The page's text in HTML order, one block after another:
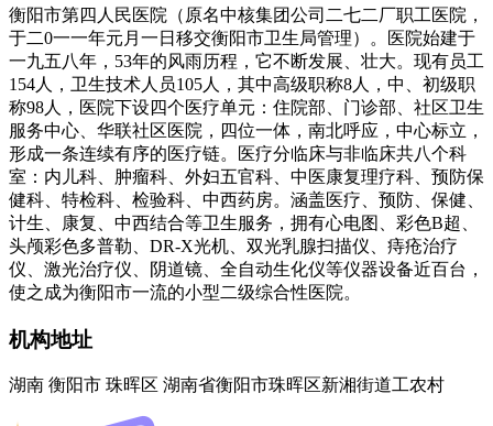
衡阳市第四人民医院（原名中核集团公司二七二厂职工医院，
于二0一一年元月一日移交衡阳市卫生局管理）。医院始建于
一九五八年，53年的风雨历程，它不断发展、壮大。现有员工
154人，卫生技术人员105人，其中高级职称8人，中、初级职
称98人，医院下设四个医疗单元：住院部、门诊部、社区卫生
服务中心、华联社区医院，四位一体，南北呼应，中心标立，
形成一条连续有序的医疗链。医疗分临床与非临床共八个科
室：内儿科、肿瘤科、外妇五官科、中医康复理疗科、预防保
健科、特检科、检验科、中西药房。涵盖医疗、预防、保健、
计生、康复、中西结合等卫生服务，拥有心电图、彩色B超、
头颅彩色多普勒、DR-X光机、双光乳腺扫描仪、痔疮治疗
仪、激光治疗仪、阴道镜、全自动生化仪等仪器设备近百台，
使之成为衡阳市一流的小型二级综合性医院。
机构地址
湖南 衡阳市 珠晖区 湖南省衡阳市珠晖区新湘街道工农村